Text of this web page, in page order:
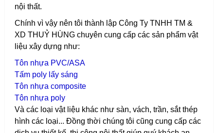
nội thất.
Chính vì vậy nên tôi thành lập Công Ty TNHH TM &
XD THUỶ HÙNG chuyên cung cấp các sản phẩm vật
liệu xây dựng như:
Tôn nhựa PVC/ASA
Tấm poly lấy sáng
Tôn nhựa composite
Tôn nhựa poly
Và các loại vật liệu khác như sàn, vách, trần, sắt thép
hình các loại... Đồng thời chúng tôi cũng cung cấp các